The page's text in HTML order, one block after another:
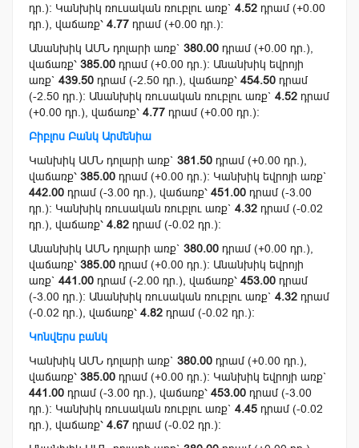
դր.): Կանխիկ ռուսական ռուբլու առք` 4.52 դրամ (+0.00
դր.), վաճառք՝ 4.77 դրամ (+0.00 դր.):
Անանխիկ ԱՄՆ դոլարի առք` 380.00 դրամ (+0.00 դր.),
վաճառք՝ 385.00 դրամ (+0.00 դր.): Անանխիկ եվրոյի
առք` 439.50 դրամ (-2.50 դր.), վաճառք՝ 454.50 դրամ
(-2.50 դր.): Անանխիկ ռուսական ռուբլու առք` 4.52 դրամ
(+0.00 դր.), վաճառք՝ 4.77 դրամ (+0.00 դր.):
Բիբլոս Բանկ Արմենիա
Կանխիկ ԱՄՆ դոլարի առք` 381.50 դրամ (+0.00 դր.),
վաճառք՝ 385.00 դրամ (+0.00 դր.): Կանխիկ եվրոյի առք`
442.00 դրամ (-3.00 դր.), վաճառք՝ 451.00 դրամ (-3.00
դր.): Կանխիկ ռուսական ռուբլու առք` 4.32 դրամ (-0.02
դր.), վաճառք՝ 4.82 դրամ (-0.02 դր.):
Անանխիկ ԱՄՆ դոլարի առք` 380.00 դրամ (+0.00 դր.),
վաճառք՝ 385.00 դրամ (+0.00 դր.): Անանխիկ եվրոյի
առք` 441.00 դրամ (-2.00 դր.), վաճառք՝ 453.00 դրամ
(-3.00 դր.): Անանխիկ ռուսական ռուբլու առք` 4.32 դրամ
(-0.02 դր.), վաճառք՝ 4.82 դրամ (-0.02 դր.):
Կոնվերս բանկ
Կանխիկ ԱՄՆ դոլարի առք` 380.00 դրամ (+0.00 դր.),
վաճառք՝ 385.00 դրամ (+0.00 դր.): Կանխիկ եվրոյի առք`
441.00 դրամ (-3.00 դր.), վաճառք՝ 453.00 դրամ (-3.00
դր.): Կանխիկ ռուսական ռուբլու առք` 4.45 դրամ (-0.02
դր.), վաճառք՝ 4.67 դրամ (-0.02 դր.):